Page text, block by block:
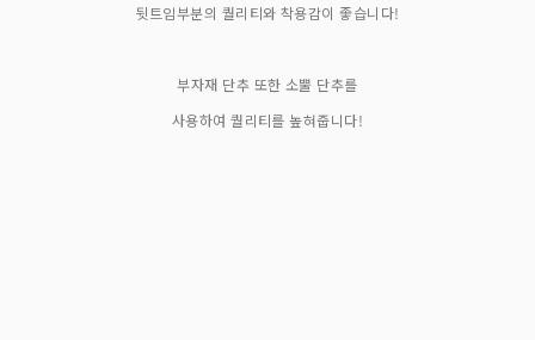
뒷트임부분의 퀄리티와 착용감이 좋습니다!
부자재 단추 또한 소뿔 단추를
사용하여 퀄리티를 높혀줍니다!